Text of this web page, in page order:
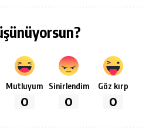
Mutluyum
0
Sinirlendim
0
Göz kırp
0